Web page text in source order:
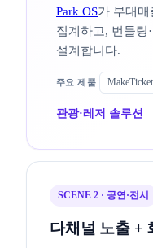
Park OS가 부대
집계하고, 번들링
설계합니다.
MakeTicket
관광·레저 솔루션
SCENE 2 · 공연·전시
다채널 노출 +